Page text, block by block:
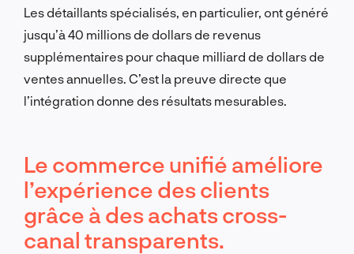
Les détaillants spécialisés, en particulier, ont généré
jusqu’à 40 millions de dollars de revenus
supplémentaires pour chaque milliard de dollars de
ventes annuelles. C’est la preuve directe que
l’intégration donne des résultats mesurables.
Le commerce unifié améliore
l’expérience des clients
grâce à des achats cross-
canal transparents.